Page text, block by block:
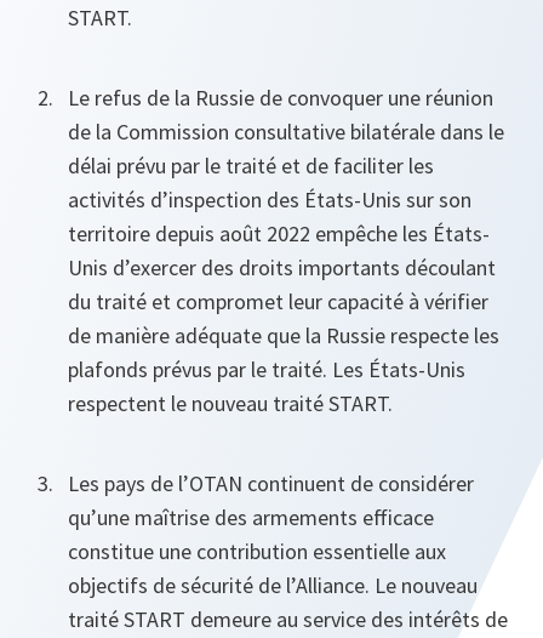
START.
Le refus de la Russie de convoquer une réunion
de la Commission consultative bilatérale dans le
délai prévu par le traité et de faciliter les
activités d’inspection des États-Unis sur son
territoire depuis août 2022 empêche les États-
Unis d’exercer des droits importants découlant
du traité et compromet leur capacité à vérifier
de manière adéquate que la Russie respecte les
plafonds prévus par le traité. Les États-Unis
respectent le nouveau traité START.
Les pays de l’OTAN continuent de considérer
qu’une maîtrise des armements efficace
constitue une contribution essentielle aux
objectifs de sécurité de l’Alliance. Le nouveau
traité START demeure au service des intérêts de